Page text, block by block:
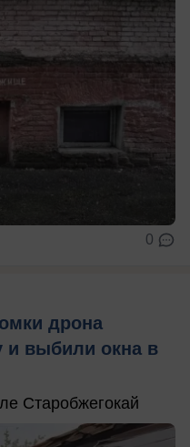
0
дрона
и выбили окна в
Старобжегокай